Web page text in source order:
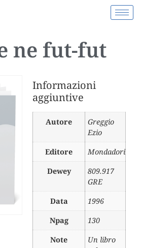
ne fut-fut
Informazioni
aggiuntive
Autore
Greggio
Ezio
Editore
Mondadori
Dewey
809.917
GRE
Data
1996
Npag
130
Note
Un libro